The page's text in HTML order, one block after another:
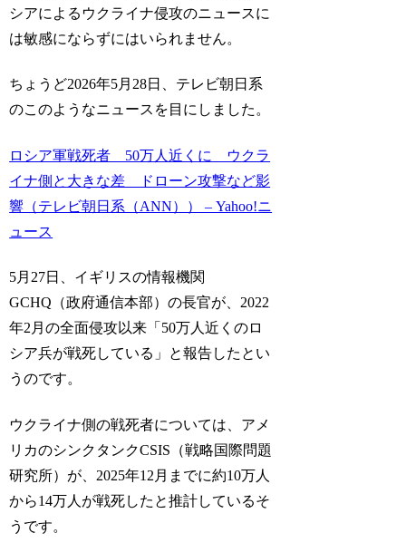
シアによるウクライナ侵攻のニュースに
は敏感にならずにはいられません。
ちょうど2026年5月28日、テレビ朝日系
のこのようなニュースを目にしました。
ロシア軍戦死者 50万人近くに ウクラ
イナ側と大きな差 ドローン攻撃など影
響（テレビ朝日系（ANN）） – Yahoo!ニ
ュース
5月27日、イギリスの情報機関
GCHQ（政府通信本部）の長官が、2022
年2月の全面侵攻以来「50万人近くのロ
シア兵が戦死している」と報告したとい
うのです。
ウクライナ側の戦死者については、アメ
リカのシンクタンクCSIS（戦略国際問題
研究所）が、2025年12月までに約10万人
から14万人が戦死したと推計しているそ
うです。